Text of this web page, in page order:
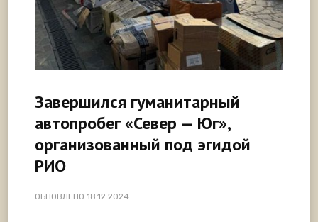
Завершился гуманитарный
автопробег «Север — Юг»,
организованный под эгидой
РИО
ОБНОВЛЕНО 18.12.2024